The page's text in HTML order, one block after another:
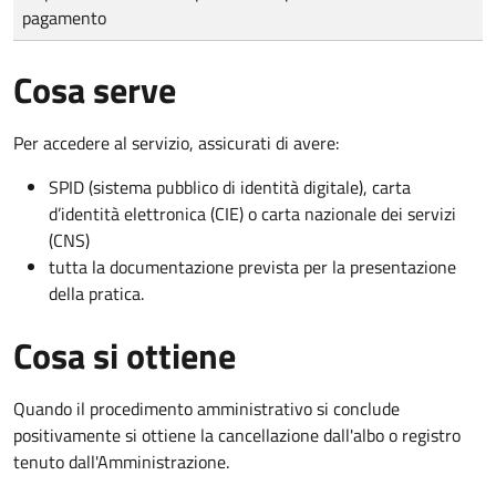
pagamento
Cosa serve
Per accedere al servizio, assicurati di avere:
SPID (sistema pubblico di identità digitale), carta
d’identità elettronica (CIE) o carta nazionale dei servizi
(CNS)
tutta la documentazione prevista per la presentazione
della pratica.
Cosa si ottiene
Quando il procedimento amministrativo si conclude
positivamente si ottiene la cancellazione dall'albo o registro
tenuto dall'Amministrazione.